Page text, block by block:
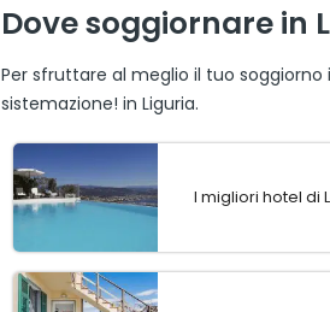
Dove soggiornare in
Per sfruttare al meglio il tuo
sistemazione! in Liguria.
I migliori hotel di